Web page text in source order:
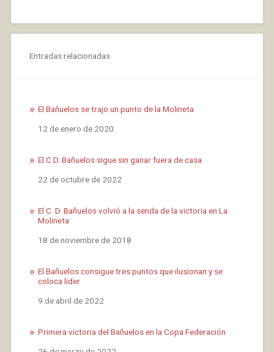
Entradas relacionadas
El Bañuelos se trajo un punto de la Molineta
Fecha
12 de enero de 2020
El C.D. Bañuelos sigue sin ganar fuera de casa
Fecha
22 de octubre de 2022
El C. D. Bañuelos volvió a la senda de la victoria en La
Molineta
Fecha
18 de noviembre de 2018
El Bañuelos consigue tres puntos que ilusionan y se
coloca lider
Fecha
9 de abril de 2022
Primera victoria del Bañuelos en la Copa Federación